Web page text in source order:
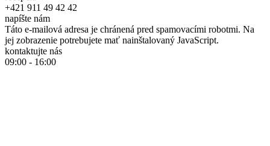
+421 911 49 42 42
napíšte nám
Táto e-mailová adresa je chránená pred spamovacími robotmi. Na
jej zobrazenie potrebujete mať nainštalovaný JavaScript.
kontaktujte nás
09:00 - 16:00